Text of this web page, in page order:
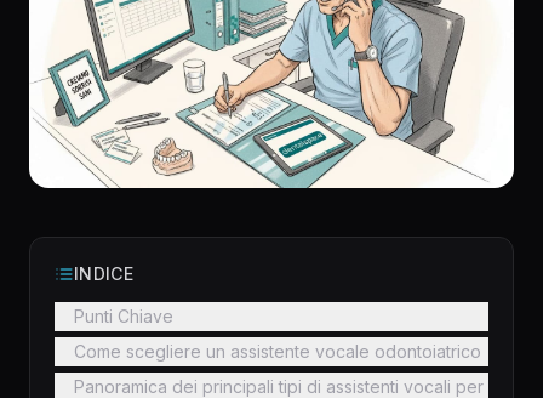
INDICE
Punti Chiave
Come scegliere un assistente vocale odontoiatrico
Panoramica dei principali tipi di assistenti vocali per